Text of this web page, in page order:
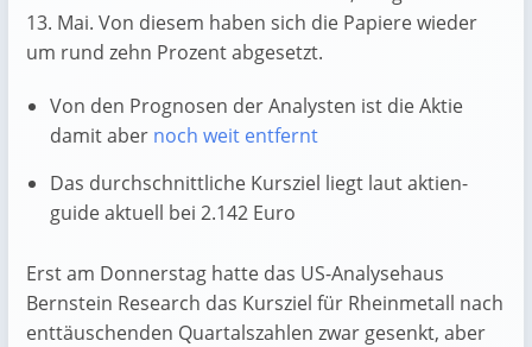
13. Mai. Von diesem haben sich die Papiere wieder
um rund zehn Prozent abgesetzt.
Von den Prognosen der Analysten ist die Aktie
damit aber noch weit entfernt
Das durchschnittliche Kursziel liegt laut aktien-
guide aktuell bei 2.142 Euro
Erst am Donnerstag hatte das US-Analysehaus
Bernstein Research das Kursziel für Rheinmetall nach
enttäuschenden Quartalszahlen zwar gesenkt, aber